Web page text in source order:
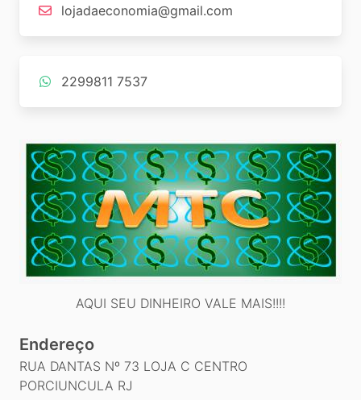
lojadaeconomia@gmail.com
2299811 7537
AQUI SEU DINHEIRO VALE MAIS!!!!
Endereço
RUA DANTAS Nº 73 LOJA C CENTRO
PORCIUNCULA RJ